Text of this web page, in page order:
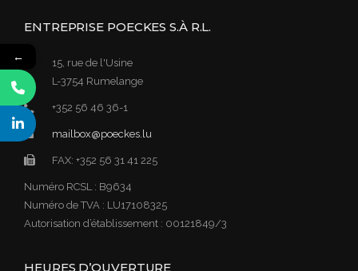
ENTREPRISE POECKES S.À R.L.
15, rue de l'Usine
L-3754 Rumelange
+352 56 46 36-1
mailbox@poeckes.lu
FAX: +352 56 31 41 225
Numéro RCSL : B9634
Numéro de TVA : LU17108325
Autorisation d’établissement : 00121849/3
HEURES D’OUVERTURE
←